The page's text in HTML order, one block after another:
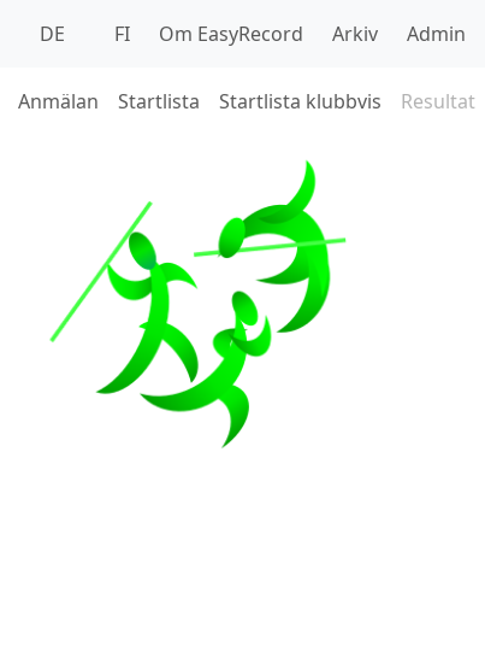
DE FI Om EasyRecord Arkiv Admin
Anmälan Startlista Startlista klubbvis Resultat